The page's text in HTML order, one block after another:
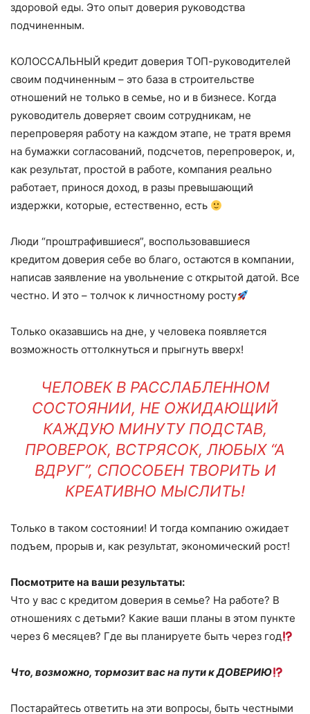
здоровой еды. Это опыт доверия руководства
подчиненным.
КОЛОССАЛЬНЫЙ кредит доверия ТОП-руководителей
своим подчиненным – это база в строительстве
отношений не только в семье, но и в бизнесе. Когда
руководитель доверяет своим сотрудникам, не
перепроверяя работу на каждом этапе, не тратя время
на бумажки согласований, подсчетов, перепроверок, и,
как результат, простой в работе, компания реально
работает, принося доход, в разы превышающий
издержки, которые, естественно, есть
Люди “проштрафившиеся”, воспользовавшиеся
кредитом доверия себе во благо, остаются в компании,
написав заявление на увольнение с открытой датой. Все
честно. И это – толчок к личностному росту
Только оказавшись на дне, у человека появляется
возможность оттолкнуться и прыгнуть вверх!
ЧЕЛОВЕК В РАССЛАБЛЕННОМ
СОСТОЯНИИ, НЕ ОЖИДАЮЩИЙ
КАЖДУЮ МИНУТУ ПОДСТАВ,
ПРОВЕРОК, ВСТРЯСОК, ЛЮБЫХ “А
ВДРУГ”, СПОСОБЕН ТВОРИТЬ И
КРЕАТИВНО МЫСЛИТЬ!
Только в таком состоянии! И тогда компанию ожидает
подъем, прорыв и, как результат, экономический рост!
Посмотрите на ваши результаты:
Что у вас с кредитом доверия в семье? На работе? В
отношениях с детьми? Какие ваши планы в этом пункте
через 6 месяцев? Где вы планируете быть через год
Что, возможно, тормозит вас на пути к ДОВЕРИЮ
Постарайтесь ответить на эти вопросы, быть честными